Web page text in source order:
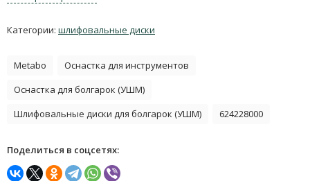
Категории: шлифовальные диски
Metabo
Оснастка для инструментов
Оснастка для болгарок (УШМ)
Шлифовальные диски для болгарок (УШМ)
624228000
Поделиться в соцсетях: